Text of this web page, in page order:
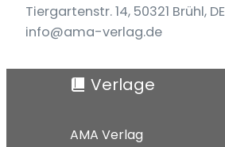
Tiergartenstr. 14, 50321 Brühl, DE
info@ama-verlag.de
Verlage
AMA Verlag